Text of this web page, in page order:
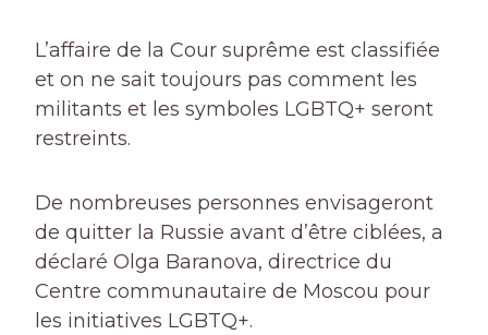
L’affaire de la Cour suprême est classifiée
et on ne sait toujours pas comment les
militants et les symboles LGBTQ+ seront
restreints.
De nombreuses personnes envisageront
de quitter la Russie avant d’être ciblées, a
déclaré Olga Baranova, directrice du
Centre communautaire de Moscou pour
les initiatives LGBTQ+.